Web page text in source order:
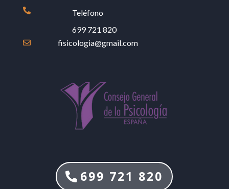

Teléfono
699 721 820
 fisicologia@gmail.com
699 721 820